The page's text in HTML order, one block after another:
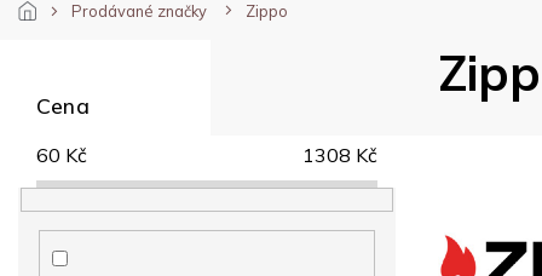
Prodávané značky Zippo
a
n
Cena
60 Kč 1308 Kč